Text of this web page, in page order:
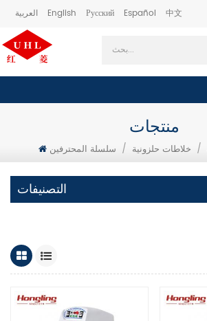
العربية English Русский Español 中文
منتجات
/ خلاطات حلزونية / سلسلة المحترفين
التصنيفات